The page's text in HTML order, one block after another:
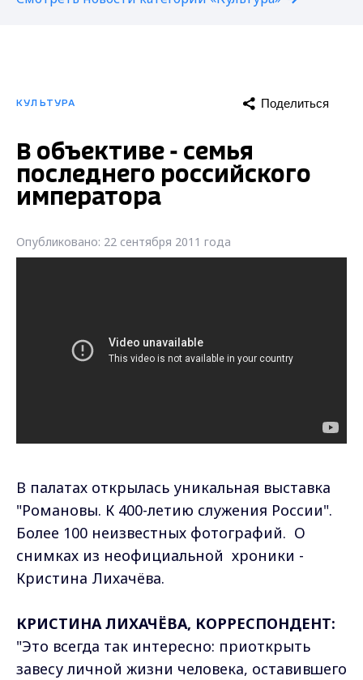
КУЛЬТУРА Поделиться
В объективе - семья
последнего российского
императора
Опубликовано: 22 сентября 2011 года
В палатах открылась уникальная выставка
"Романовы. К 400-летию служения Росcии".
Более 100 неизвестных фотографий. О
снимках из неофициальной хроники -
Кристина Лихачёва.
КРИСТИНА ЛИХАЧЁВА, КОРРЕСПОНДЕНТ:
"Это всегда так интересно: приоткрыть
завесу личной жизни человека, оставившего